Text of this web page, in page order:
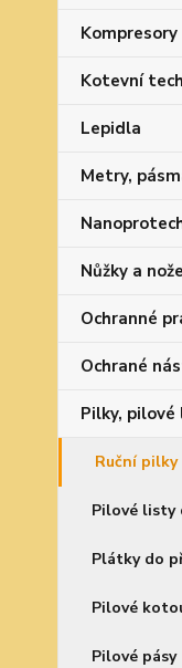
Kotevní
Lepidla
Metry,
Nůžky a nože
Ochranné
Ochrané
Pilky,
Ruční
Pilové listy
Plátky do
Pilové
Pilové pásy